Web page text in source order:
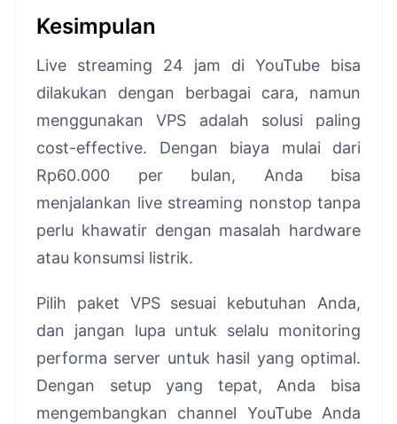
Kesimpulan
Live streaming 24 jam di YouTube bisa
dilakukan dengan berbagai cara, namun
menggunakan VPS adalah solusi paling
cost-effective. Dengan biaya mulai dari
Rp60.000 per bulan, Anda bisa
menjalankan live streaming nonstop tanpa
perlu khawatir dengan masalah hardware
atau konsumsi listrik.
Pilih paket VPS sesuai kebutuhan Anda,
dan jangan lupa untuk selalu monitoring
performa server untuk hasil yang optimal.
Dengan setup yang tepat, Anda bisa
mengembangkan channel YouTube Anda